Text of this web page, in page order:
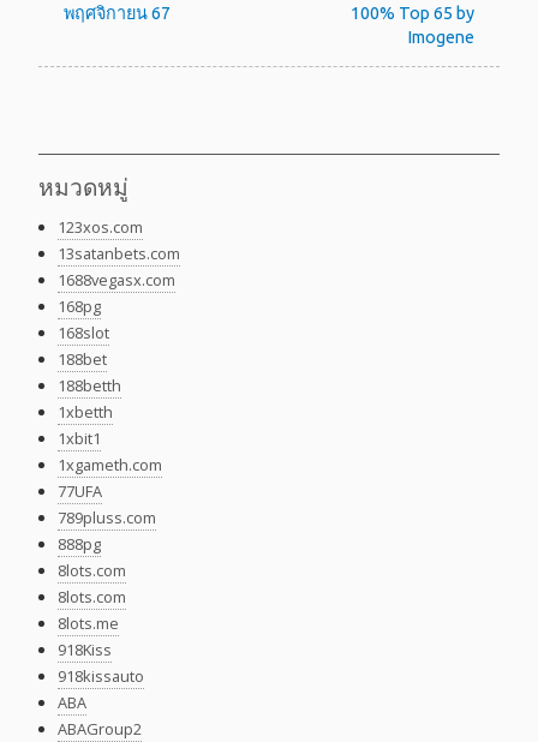
100% Top 65 by
Imogene
พฤศจิกายน 67
หมวดหมู่
123xos.com
13satanbets.com
1688vegasx.com
168pg
168slot
188bet
188betth
1xbetth
1xbit1
1xgameth.com
77UFA
789pluss.com
888pg
8lots.com
8lots.com
8lots.me
918Kiss
918kissauto
ABA
ABAGroup2